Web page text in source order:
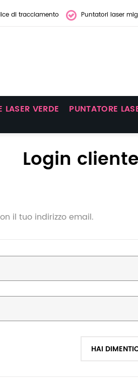
di tracciamento Puntatori laser
LASER VERDE PUNTATORE
Login cliente
il tuo indirizzo email.
HAI